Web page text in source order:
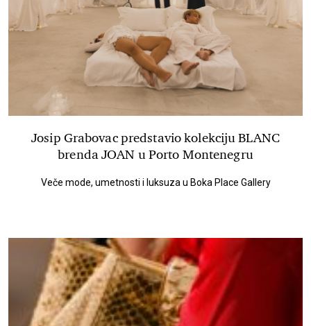
Josip Grabovac predstavio kolekciju BLANC
brenda JOAN u Porto Montenegru
Veče mode, umetnosti i luksuza u Boka Place Gallery